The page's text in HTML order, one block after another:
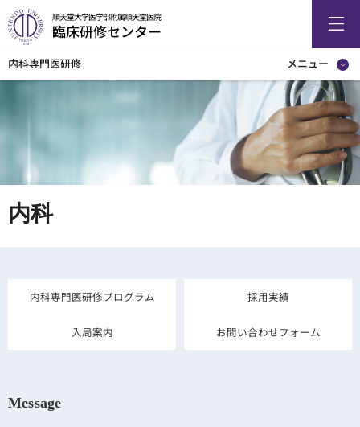
順天堂大学医学部附属順天堂医院
臨床研修センター
内科専門医研修 メニュー
内科
内科専門医研修プログラム 採用実績
入局案内 お問い合わせフォーム
Message